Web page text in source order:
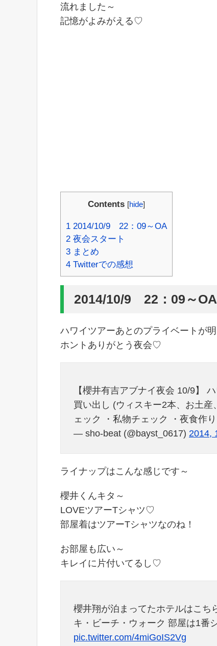
流れました～
記憶がよみがえる♡
Contents [hide]
1 2014/10/9 22：09～OA
2 夜会スタート
3 まとめ
4 Twitterでの感想
2014/10/9 22：09～OA
ハワイツアーあとのプライベートが明
ホントありがとう夜会♡
【櫻井有吉アブナイ夜会 10/9】
買い出し (ウィスキー2本、お土
ェック ・私物チェック ・夜食作
— sho-beat (@bayst_0617) 2014,
ライナップはこんな感じです～
櫻井くんキタ～
LOVEツアーTシャツ♡
部屋着はツアーTシャツなのね！
お部屋も広い～
キレイに片付いてるし♡
櫻井翔が泊まってたホテルはこち
キ・ビーチ・ウォーク 部屋は1番
pic.twitter.com/4miGoIS2Vg